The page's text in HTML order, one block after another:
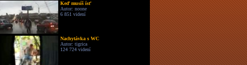
Keď musíš ísť
Autor: noone
6 851 videní
Nachytávka s WC
Autor: tigrica
124 724 videní